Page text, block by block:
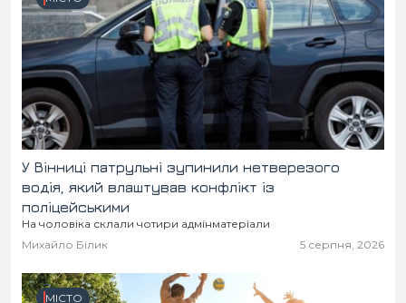
У Вінниці патрульні зупинили нетверезого
водія, який влаштував конфлікт із
поліцейськими
На чоловіка склали чотири адмінматеріали
Михайло Білик
5 серпня, 2026
МІСТО